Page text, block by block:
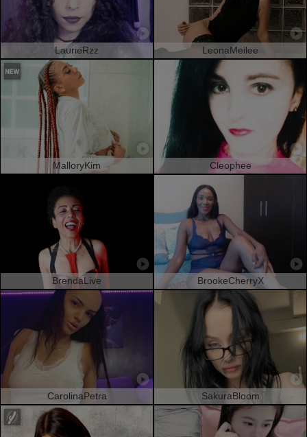
LaurieRzz LeonaMeilee
MalloryKim Cleophee
BrendaLive BrookeCherryX
CarolinaPetra SakuraBloom